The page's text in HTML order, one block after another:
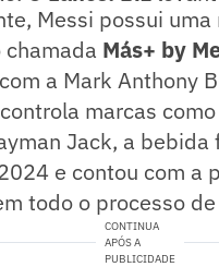
Messi possui uma
Más+ by
a Mark Anthony
marcas
Jack, a
e contou com a
todo o processo
CONTINUA
APÓS A
PUBLICIDADE